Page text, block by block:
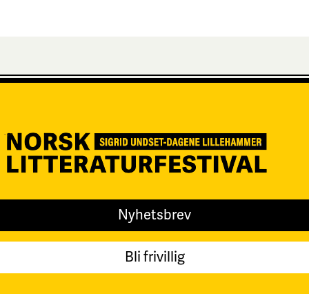
Nyhetsbrev
Bli frivillig